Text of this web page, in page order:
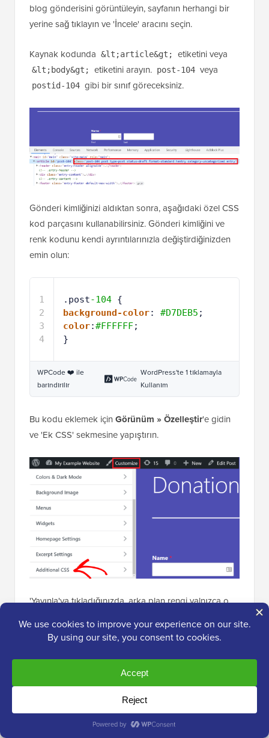
blog gönderisini görüntüleyin, sayfanın herhangi bir
yerine sağ tıklayın ve 'İncele' aracını seçin.
Kaynak kodunda &lt;article&gt; etiketini veya
&lt;body&gt; etiketini arayın. post-104 veya
postid-104 gibi bir sınıf göreceksiniz.
Gönderi kimliğinizi aldıktan sonra, aşağıdaki özel CSS
kod parçasını kullanabilirsiniz. Gönderi kimliğini ve
renk kodunu kendi ayrıntılarınızla değiştirdiğinizden
emin olun:
1
2
3
4
.post-104 {
background-color: #D7DEB5 ;
color:#FFFFFF;
}
WPCode ❤️ ile
barındırılır
WordPress'te 1 tıklamayla
Kullanım
Bu kodu eklemek için Görünüm » Özelleştir'e gidin
ve 'Ek CSS' sekmesine yapıştırın.
'Yayınla'ya tıkladığınızda, arka plan rengi yalnızca o
Yeni arka plan rengini görmek için artık blog
gönderinizi ziyaret edebilirsiniz.